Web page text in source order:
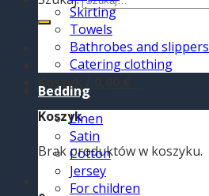
Koszyk /
Koszyk
Brak produktów w koszyku.
Skirting
Towels
Bathrobes and slippers
Catering clothing
Bedding
Linen
Satin
Cotton
Jersey
For children